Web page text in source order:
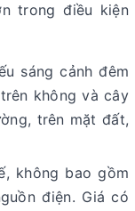
trong điều kiện
sáng cảnh đêm
không và cây
trên mặt đất,
không bao gồm
điện. Giá có